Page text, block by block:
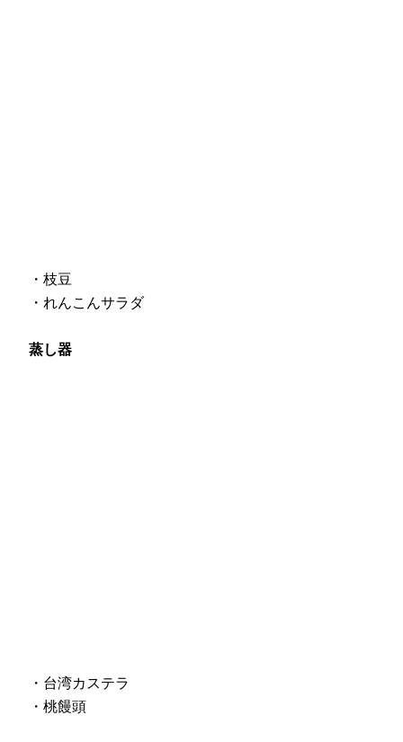
・枝豆
・れんこんサラダ
蒸し器
・台湾カステラ
・桃饅頭